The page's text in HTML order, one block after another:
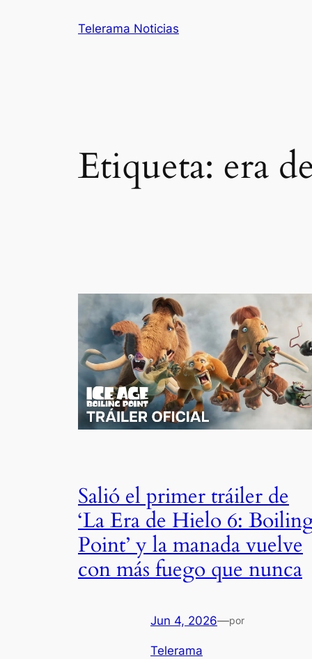
Telerama Noticias
Etiqueta: era
Salió el primer tráiler de
‘La Era de Hielo 6:
Point’ y la manada vuelve
con más fuego que nunca
Jun 4, 2026—por
Telerama